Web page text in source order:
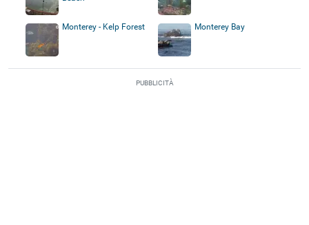
Monterey - Kelp Forest Monterey Bay
PUBBLICITÀ